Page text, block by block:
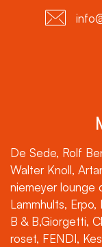
De Sede, Rolf
Walter Knoll,
niemeyer lounge
Lammhults,
B & B,Giorgetti,
roset, FENDI,